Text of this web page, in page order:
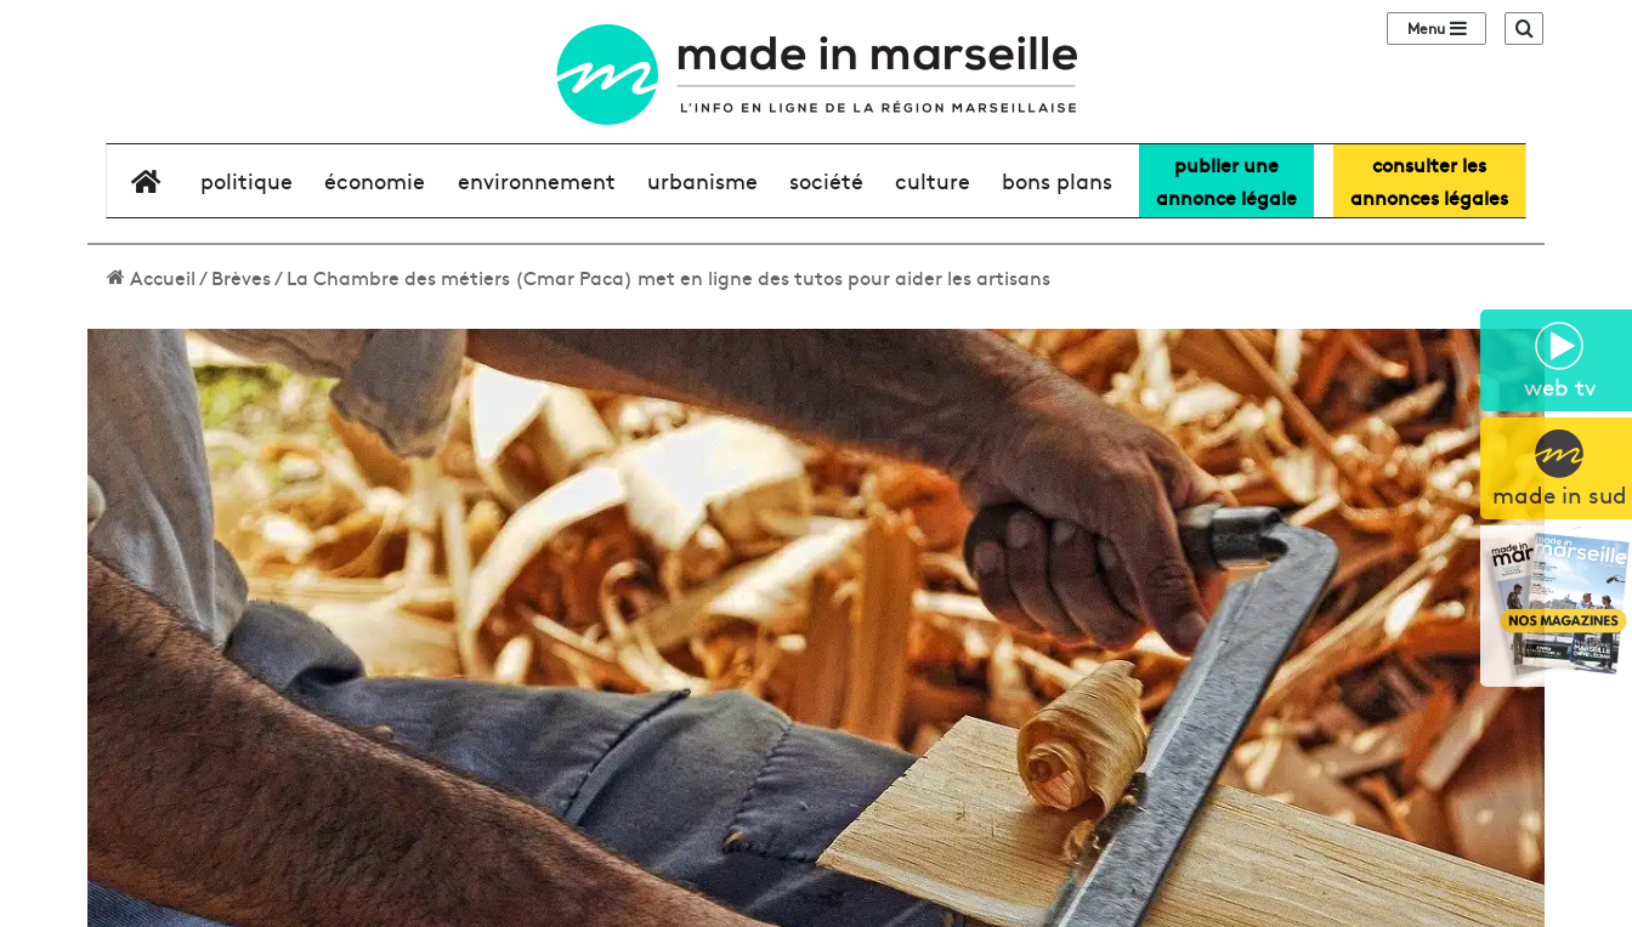
web tv
made in sud
Sidebar (barre
élément de menu
politique économie environnement urbanisme société culture bons plans
publier une
annonce légale
consulter les
annonces légales
Accueil/Brèves/La Chambre des métiers (Cmar Paca) met en ligne des tutos pour aider les artisans